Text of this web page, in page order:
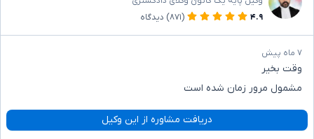
۴.۹
(۸۷۱) دیدگاه
۷ ماه پیش
وقت بخیر
مشمول مرور زمان شده است
دریافت مشاوره از این وکیل